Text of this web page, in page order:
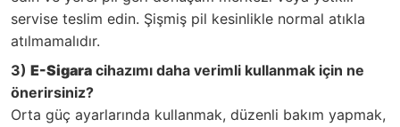
servise teslim edin. Şişmiş pil kesinlikle normal atıkla
atılmamalıdır.
3) E-Sigara cihazımı daha verimli kullanmak için ne
önerirsiniz?
Orta güç ayarlarında kullanmak, düzenli bakım yapmak,